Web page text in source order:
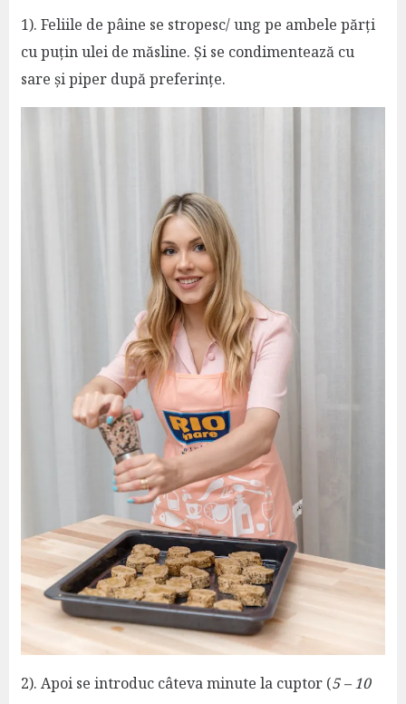
1). Feliile de pâine se stropesc/ ung pe ambele părți
cu puțin ulei de măsline. Și se condimentează cu
sare și piper după preferințe.
2). Apoi se introduc câteva minute la cuptor (5 – 10